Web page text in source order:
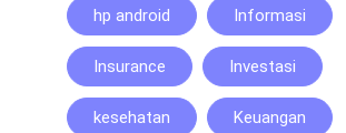
hp android Informasi
Insurance Investasi
kesehatan Keuangan